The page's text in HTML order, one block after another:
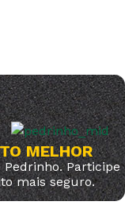
MELHOR
Pedrinho. Participe
mais seguro.